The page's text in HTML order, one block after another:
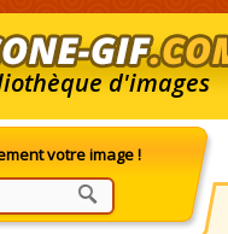
d'images
votre image !